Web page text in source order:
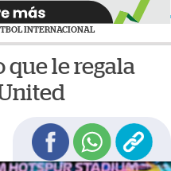
INTERNACIONAL
que le regala